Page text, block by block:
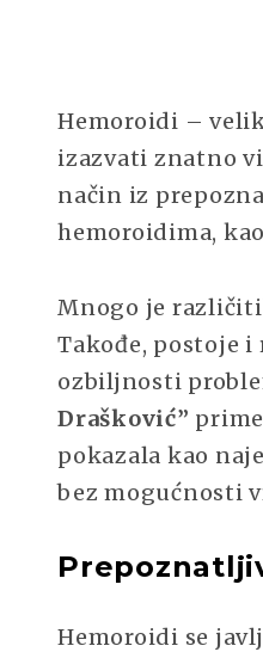
Hemoroidi –
izazvati znatno
način iz
hemoroidima,
Mnogo je
Takođe, postoje
ozbiljnosti
Drašković”
pokazala kao
bez mogućnosti
Hemoroidi se